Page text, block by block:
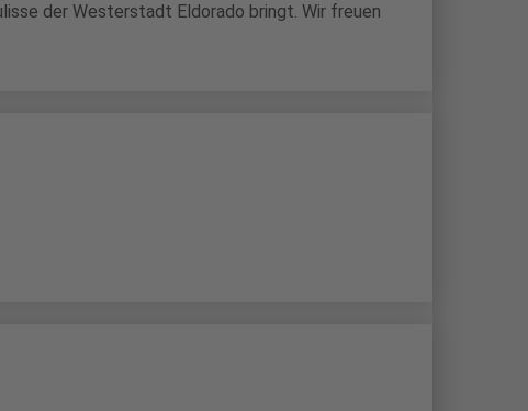
der Westerstadt Eldorado bringt. Wir freuen